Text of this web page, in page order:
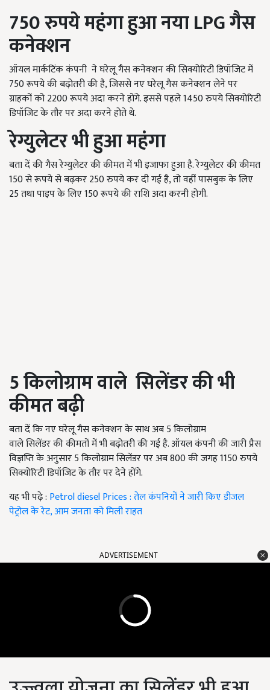
750 रुपये महंगा हुआ नयाLPGगैस
कनेक्शन
ऑयल मार्कटिंक कंपनी ने घरेलू गैस कनेक्शन की सिक्योरिटी डिपॉजिट में
750 रूपये की बढ़ोतरी की है, जिससे नए घरेलू गैस कनेक्शन लेने पर
ग्राहकों को 2200 रूपये अदा करने होंगे. इससे पहले 1450 रुपये सिक्योरिटी
डिपॉजिट के तौर पर अदा करने होते थे.
रेग्युलेटर भी हुआ महंगा
बता दें की गैस रेग्युलेटर की कीमत में भी इजाफा हुआ है. रेग्युलेटर की कीमत
150 से रूपये से बढ़कर 250 रुपये कर दी गई है, तो वहीं पासबुक के लिए
25 तथा पाइप के लिए 150 रूपये की राशि अदा करनी होगी.
5 किलोग्राम वाले सिलेंडरकी भी
कीमत बढ़ी
बता दें कि नए घरेलू गैस कनेक्शन के साथ अब 5 किलोग्राम
वालेसिलेंडरकी कीमतों में भी बढ़ोतरी की गई है. ऑयल कंपनी की जारी प्रैस
विज्ञप्ति के अनुसार 5 किलोग्रामसिलेंडरपर अब 800 की जगह 1150 रुपये
सिक्योरिटी डिपॉजिट के तौर पर देने होंगे.
यह भी पढ़े : Petrol diesel Prices : तेल कंपनियों ने जारी किए डीजल
पेट्रोल के रेट, आम जनता को मिली राहत
ADVERTISEMENT